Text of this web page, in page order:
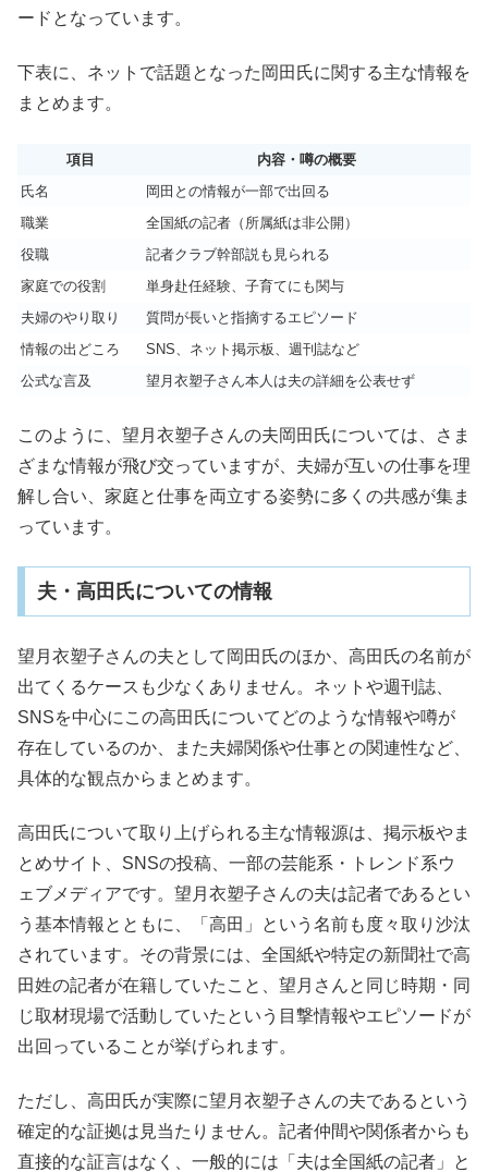
ードとなっています。
下表に、ネットで話題となった岡田氏に関する主な情報を
まとめます。
項目
内容・噂の概要
氏名
岡田との情報が一部で出回る
職業
全国紙の記者（所属紙は非公開）
役職
記者クラブ幹部説も見られる
家庭での役割
単身赴任経験、子育てにも関与
夫婦のやり取り
質問が長いと指摘するエピソード
情報の出どころ
SNS、ネット掲示板、週刊誌など
公式な言及
望月衣塑子さん本人は夫の詳細を公表せず
このように、望月衣塑子さんの夫岡田氏については、さま
ざまな情報が飛び交っていますが、夫婦が互いの仕事を理
解し合い、家庭と仕事を両立する姿勢に多くの共感が集ま
っています。
夫・高田氏についての情報
望月衣塑子さんの夫として岡田氏のほか、高田氏の名前が
出てくるケースも少なくありません。ネットや週刊誌、
SNSを中心にこの高田氏についてどのような情報や噂が
存在しているのか、また夫婦関係や仕事との関連性など、
具体的な観点からまとめます。
高田氏について取り上げられる主な情報源は、掲示板やま
とめサイト、SNSの投稿、一部の芸能系・トレンド系ウ
ェブメディアです。望月衣塑子さんの夫は記者であるとい
う基本情報とともに、「高田」という名前も度々取り沙汰
されています。その背景には、全国紙や特定の新聞社で高
田姓の記者が在籍していたこと、望月さんと同じ時期・同
じ取材現場で活動していたという目撃情報やエピソードが
出回っていることが挙げられます。
ただし、高田氏が実際に望月衣塑子さんの夫であるという
確定的な証拠は見当たりません。記者仲間や関係者からも
直接的な証言はなく、一般的には「夫は全国紙の記者」と